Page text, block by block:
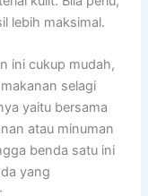
lebih maksimal.
ini cukup mudah,
selagi
yaitu bersama
atau minuman
benda satu ini
yang